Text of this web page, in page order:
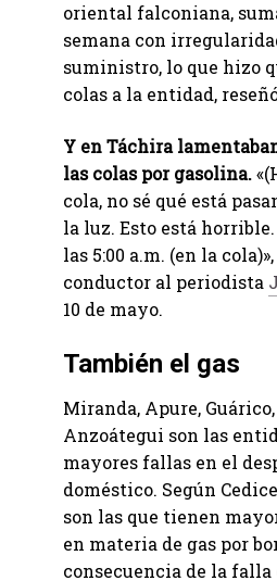
oriental falconiana,
semana con
suministro, lo que hizo
colas a la entidad,
Y en Táchira
las colas por gasolina.
cola, no sé qué está
la luz. Esto está
las 5:00 a.m. (en la
conductor al periodista
10 de mayo.
También el gas
Miranda, Apure,
Anzoátegui son las
mayores fallas en el
doméstico. Según
son las que tienen
en materia de gas por
consecuencia de la